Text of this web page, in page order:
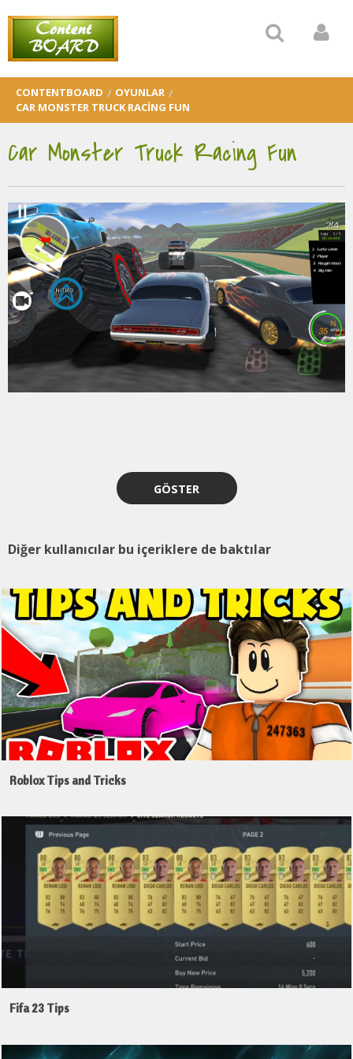
CONTENTBOARD
OYUNLAR
CAR MONSTER TRUCK RACING FUN
Car Monster Truck Racing Fun
GÖSTER
Diğer kullanıcılar bu içeriklere de baktılar
Roblox Tips and Tricks
Fifa 23 Tips